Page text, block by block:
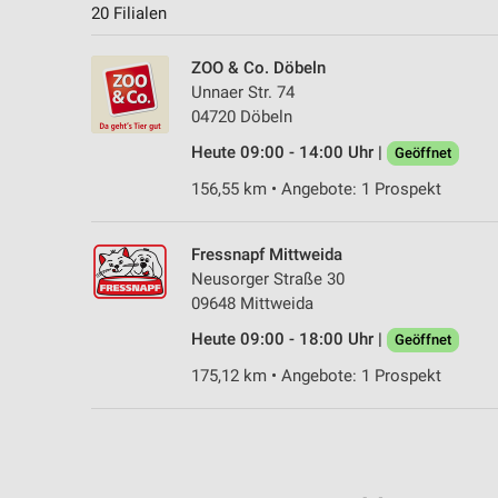
20 Filialen
ZOO & Co. Döbeln
Unnaer Str. 74
04720 Döbeln
Heute 09:00 - 14:00 Uhr |
Geöffnet
156,55 km • Angebote: 1 Prospekt
Fressnapf Mittweida
Neusorger Straße 30
09648 Mittweida
Heute 09:00 - 18:00 Uhr |
Geöffnet
175,12 km • Angebote: 1 Prospekt